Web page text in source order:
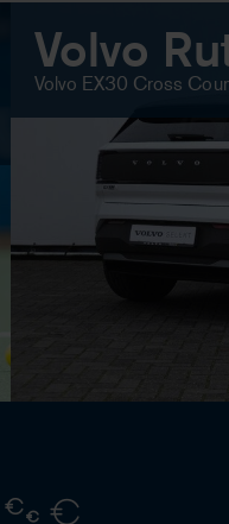
Volvo
Volvo EX30 Cross